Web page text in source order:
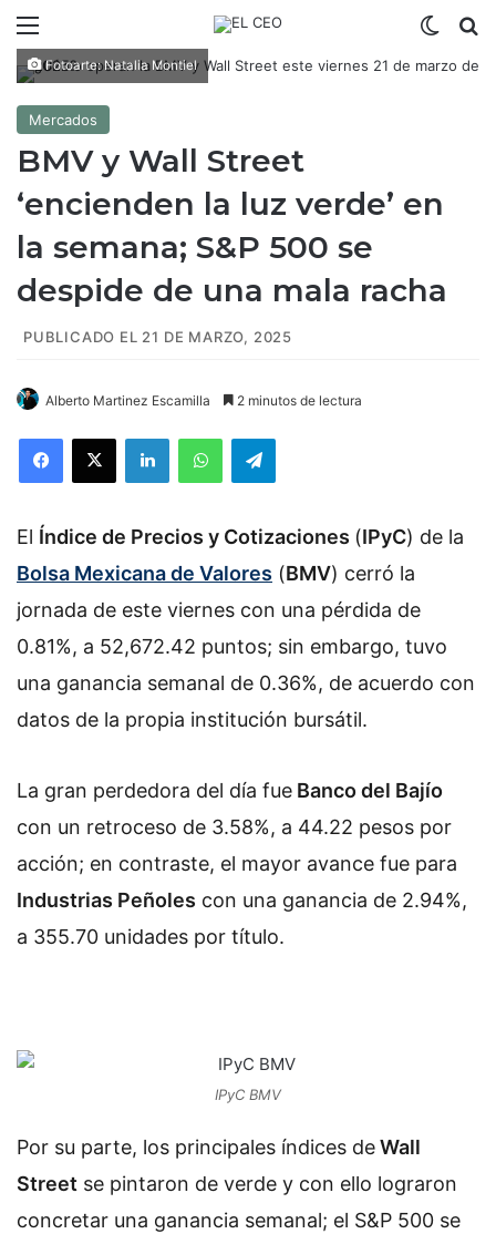
Fotoarte: Natalia Montiel
Mercados
BMV y Wall Street
‘encienden la luz verde’ en
la semana; S&P 500 se
despide de una mala racha
PUBLICADO EL 21 DE MARZO, 2025
Alberto Martinez Escamilla 2 minutos de lectura
El Índice de Precios y Cotizaciones (IPyC) de la
Bolsa Mexicana de Valores (BMV) cerró la
jornada de este viernes con una pérdida de
0.81%, a 52,672.42 puntos; sin embargo, tuvo
una ganancia semanal de 0.36%, de acuerdo con
datos de la propia institución bursátil.
La gran perdedora del día fue Banco del Bajío
con un retroceso de 3.58%, a 44.22 pesos por
acción; en contraste, el mayor avance fue para
Industrias Peñoles con una ganancia de 2.94%,
a 355.70 unidades por título.
IPyC BMV
Por su parte, los principales índices deWall
Street se pintaron de verde y con ello lograron
concretar una ganancia semanal; el S&P 500 se